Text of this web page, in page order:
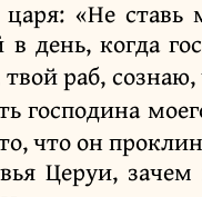
«Не
в день, когда
раб,
господина
что он
Церуи,